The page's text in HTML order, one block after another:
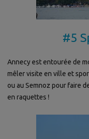
#5
Annecy est entourée de
mêler visite en ville et
ou au Semnoz pour faire
en raquettes !